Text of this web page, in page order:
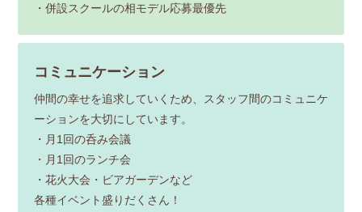
・併設スクールの相モデル応募最優先
コミュニケーション
仲間の幸せを追求していくため、スタッフ間のコミュニケ
ーションを大切にしています。
・月1回の呑み会議
・月1回のランチ会
・花火大会・ビアガーデンなど
各種イベント盛りだくさん！